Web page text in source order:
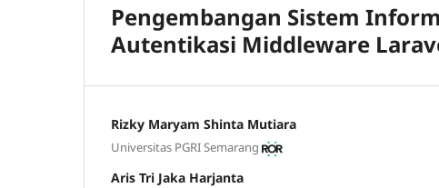
Pengembangan Sistem
Autentikasi Middleware
Rizky Maryam Shinta Mutiara
Universitas PGRI Semarang
Aris Tri Jaka Harjanta